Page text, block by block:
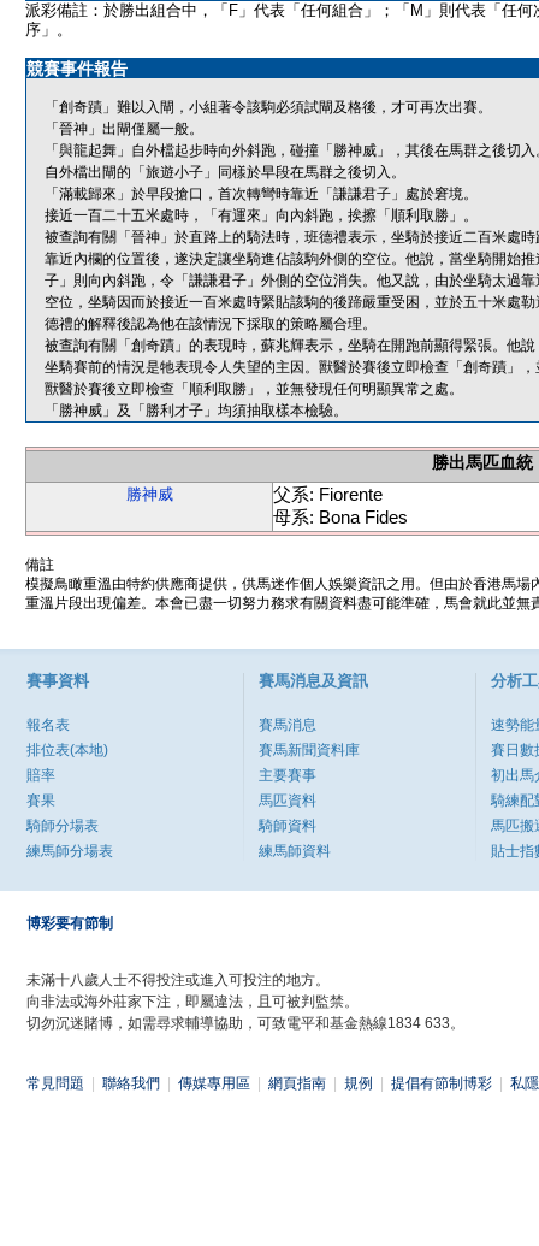
派彩備註：於勝出組合中，「F」代表「任何組合」；「M」則代表「任何
序」。
競賽事件報告
「創奇蹟」難以入閘，小組著令該駒必須試閘及格後，才可再次出賽。
「晉神」出閘僅屬一般。
「與龍起舞」自外檔起步時向外斜跑，碰撞「勝神威」，其後在馬群之後切入
自外檔出閘的「旅遊小子」同樣於早段在馬群之後切入。
「滿載歸來」於早段搶口，首次轉彎時靠近「謙謙君子」處於窘境。
接近一百二十五米處時，「有運來」向內斜跑，挨擦「順利取勝」。
被查詢有關「晉神」於直路上的騎法時，班德禮表示，坐騎於接近二百米處
靠近內欄的位置後，遂決定讓坐騎進佔該駒外側的空位。他說，當坐騎開始
子」則向內斜跑，令「謙謙君子」外側的空位消失。他又說，由於坐騎太過
空位，坐騎因而於接近一百米處時緊貼該駒的後蹄嚴重受困，並於五十米處
德禮的解釋後認為他在該情況下採取的策略屬合理。
被查詢有關「創奇蹟」的表現時，蘇兆輝表示，坐騎在開跑前顯得緊張。他
坐騎賽前的情況是牠表現令人失望的主因。獸醫於賽後立即檢查「創奇蹟」
獸醫於賽後立即檢查「順利取勝」，並無發現任何明顯異常之處。
「勝神威」及「勝利才子」均須抽取樣本檢驗。
勝出馬匹血統
勝神威
父系: Fiorente
母系: Bona Fides
備註
模擬鳥瞰重溫由特約供應商提供，供馬迷作個人娛樂資訊之用。但由於香港馬
重溫片段出現偏差。本會已盡一切努力務求有關資料盡可能準確，馬會就此並
賽事資料
報名表
排位表(本地)
賠率
賽果
騎師分場表
練馬師分場表
賽馬消息及資訊
賽馬消息
賽馬新聞資料庫
主要賽事
馬匹資料
騎師資料
練馬師資料
分析
速勢能
賽日數
初出馬
騎練配
馬匹搬
貼士指
博彩要有節制
未滿十八歲人士不得投注或進入可投注的地方。
向非法或海外莊家下注，即屬違法，且可被判監禁。
切勿沉迷賭博，如需尋求輔導協助，可致電平和基金熱線1834 633。
常見問題 聯絡我們 傳媒專用區 網頁指南 規例 提倡有節制博彩 私